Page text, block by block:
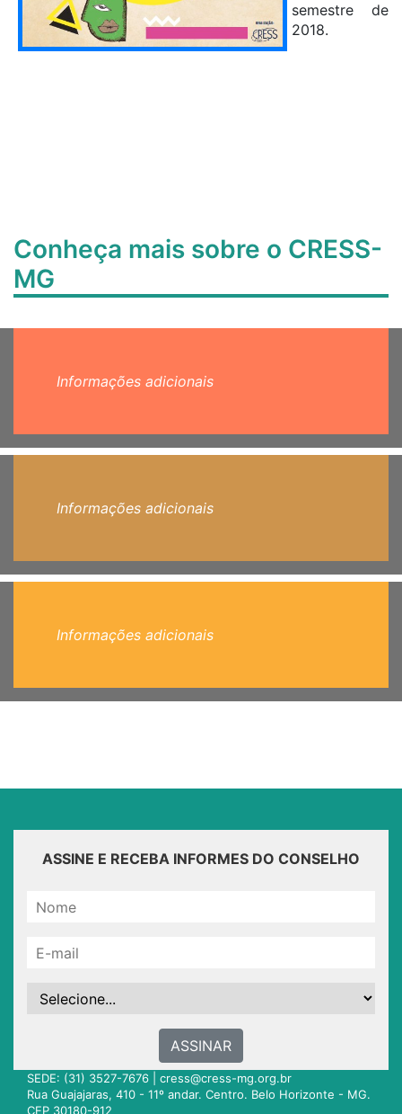
semestre de
2018.
Conheça mais sobre o CRESS-
MG
Informações adicionais
Informações adicionais
Informações adicionais
ASSINE E RECEBA INFORMES DO CONSELHO
ASSINAR
SEDE: (31) 3527-7676 | cress@cress-mg.org.br
Rua Guajajaras, 410 - 11º andar. Centro. Belo Horizonte - MG.
CEP 30180-912